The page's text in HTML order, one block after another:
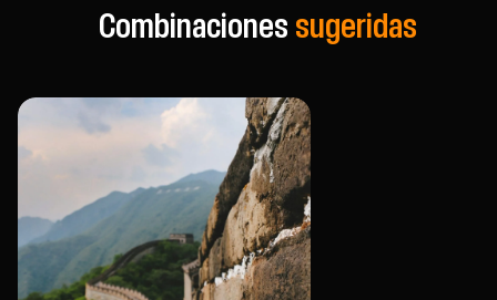
Combinacionessugeridas